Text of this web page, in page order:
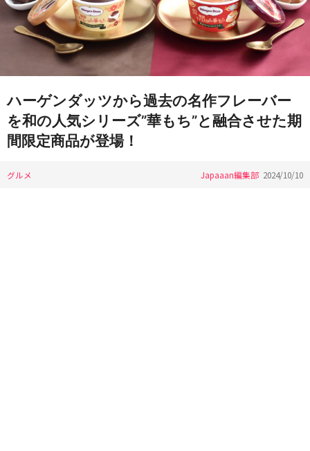
ハーゲンダッツから過去の名作フレーバー
を和の人気シリーズ”華もち”と融合させた期
間限定商品が登場！
グルメ Japaaan編集部 2024/10/10